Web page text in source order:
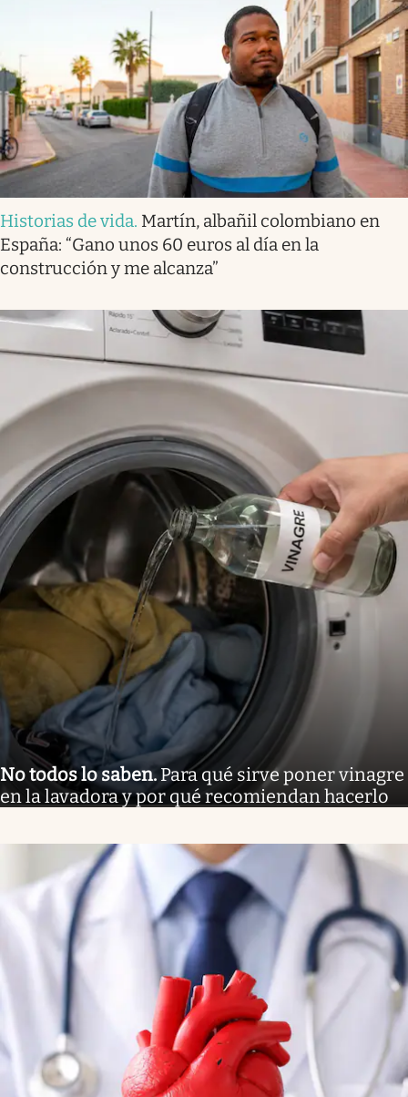
Historias de vida. Martín, albañil colombiano en
España: “Gano unos 60 euros al día en la
construcción y me alcanza”
No todos lo saben. Para qué sirve poner vinagre
en la lavadora y por qué recomiendan hacerlo